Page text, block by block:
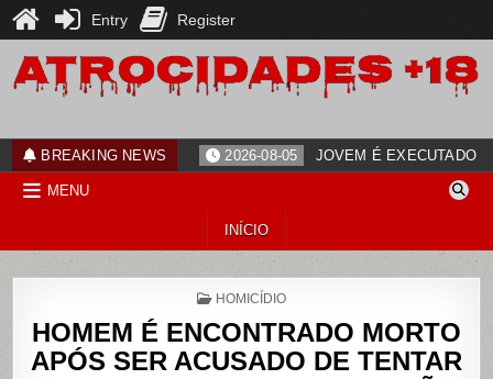
content
BREAKING NEWS 2026-08-05 JOVEM É EXECUTADO
MENU
INÍCIO
POSTED
HOMICÍDIO
HOMEM É ENCONTRADO MORTO
APÓS SER ACUSADO DE TENTAR
Entry Register